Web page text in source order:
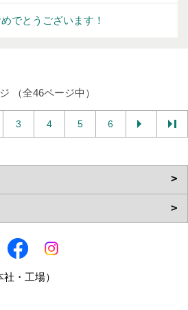
でとうございます！
（全46ページ中）
3 4 5 6
・工場）